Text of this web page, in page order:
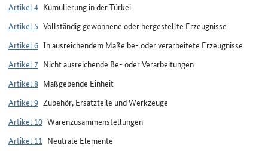
Artikel 4 Kumulierung in der Türkei
Artikel 5 Vollständig gewonnene oder hergestellte Erzeugnisse
Artikel 6 In ausreichendem Maße be- oder verarbeitete Erzeugnisse
Artikel 7 Nicht ausreichende Be- oder Verarbeitungen
Artikel 8 Maßgebende Einheit
Artikel 9 Zubehör, Ersatzteile und Werkzeuge
Artikel 10 Warenzusammenstellungen
Artikel 11 Neutrale Elemente